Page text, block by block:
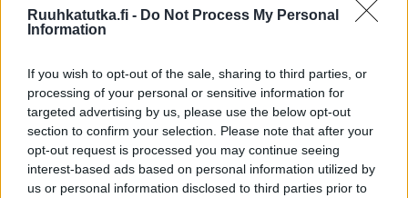
Ruuhkatutka.fi - Do Not Process My Personal
Information
If you wish to opt-out of the sale, sharing to third parties, or
processing of your personal or sensitive information for
targeted advertising by us, please use the below opt-out
section to confirm your selection. Please note that after your
opt-out request is processed you may continue seeing
interest-based ads based on personal information utilized by
us or personal information disclosed to third parties prior to
Hamina, Lelu →
Valtatie 15
Kotka - Kouvola
Liikenteen yleiskuva
Suuntaan
Kotka
Suuntaan
Kouvola